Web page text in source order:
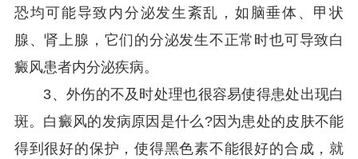
恐均可能导致内分泌发生紊乱，如脑垂体、甲状
腺、肾上腺，它们的分泌发生不正常时也可导致白
癜风患者内分泌疾病。
3、外伤的不及时处理也很容易使得患处出现白
斑。白癜风的发病原因是什么?因为患处的皮肤不能
得到很好的保护，使得黑色素不能很好的合成，就